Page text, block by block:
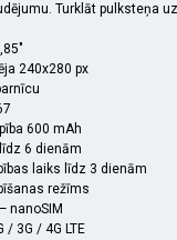
Turklāt pulksteņa
240x280 px
600 mAh
6 dienām
laiks līdz 3 dienām
režīms
nanoSIM
/ 3G / 4G LTE